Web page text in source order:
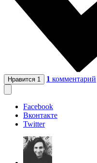
Нравится 1 1 комментарий
Facebook
Вконтакте
Twitter